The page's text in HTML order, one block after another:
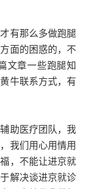
有那么多做跑腿
面的困惑的，不
文章一些跑腿知
牛联系方式，有
助医疗团队，我
我们用心用情用
，不能让进京就
解决谈进京就诊